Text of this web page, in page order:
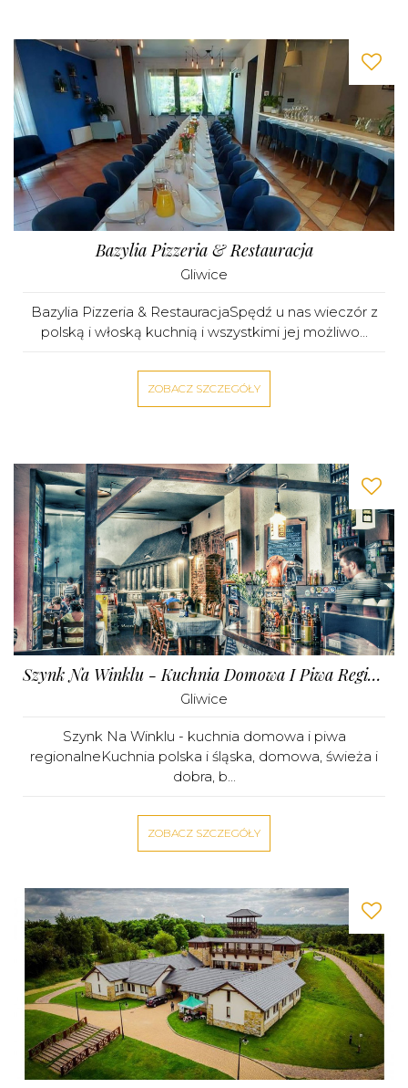
Bazylia Pizzeria & Restauracja
Gliwice
Bazylia Pizzeria & RestauracjaSpędź u nas wieczór z
polską i włoską kuchnią i wszystkimi jej możliwo...
ZOBACZ SZCZEGÓŁY
Szynk Na Winklu - Kuchnia Domowa I Piwa Regionalne
Gliwice
Szynk Na Winklu - kuchnia domowa i piwa
regionalneKuchnia polska i śląska, domowa, świeża i
dobra, b...
ZOBACZ SZCZEGÓŁY